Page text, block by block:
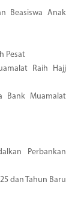
Beasiswa Anak
Pesat
Raih Hajj
Bank Muamalat
Perbankan
dan Tahun Baru